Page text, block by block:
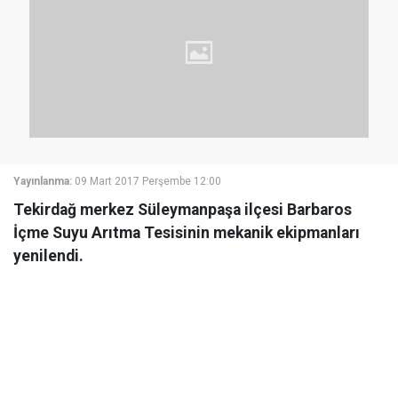
Yayınlanma: 09 Mart 2017 Perşembe 12:00
Tekirdağ merkez Süleymanpaşa ilçesi Barbaros
İçme Suyu Arıtma Tesisinin mekanik ekipmanları
yenilendi.